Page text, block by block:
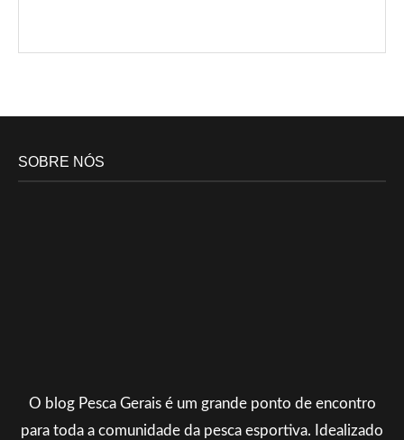
SOBRE NÓS
O blog Pesca Gerais é um grande ponto de encontro
para toda a comunidade da pesca esportiva. Idealizado